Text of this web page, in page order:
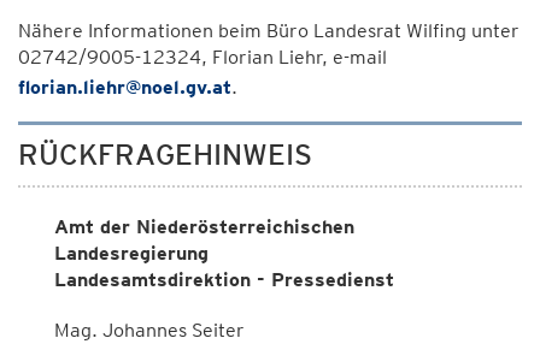
Nähere Informationen beim Büro Landesrat Wilfing unter
02742/9005-12324, Florian Liehr, e-mail
florian.liehr@noel.gv.at.
RÜCKFRAGEHINWEIS
Amt der Niederösterreichischen
Landesregierung
Landesamtsdirektion - Pressedienst
Mag. Johannes Seiter